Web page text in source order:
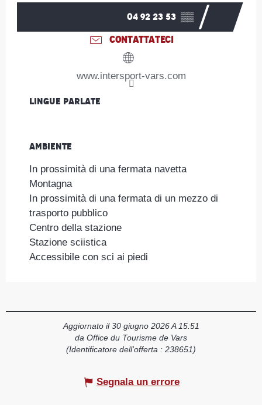
04 92 23 53 ▒▒
CONTATTATECI
www.intersport-vars.com
Lingue parlate
Lingue parlate
Ambiente
Ambiente
In prossimità di una fermata navetta
Montagna
In prossimità di una fermata di un mezzo di
trasporto pubblico
Centro della stazione
Stazione sciistica
Accessibile con sci ai piedi
Aggiornato il 30 giugno 2026 A 15:51
da Office du Tourisme de Vars
(Identificatore dell'offerta : 238651 )
Segnala un errore